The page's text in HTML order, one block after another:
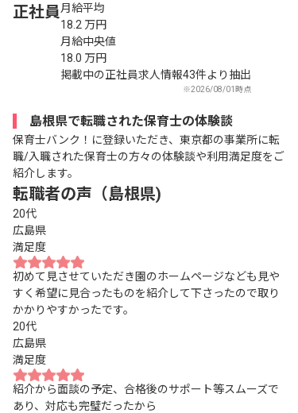
正社員月給平均
18.2 万円
月給中央値
18.0 万円
掲載中の正社員求人情報43件より抽出
※2026/08/01時点
島根県で転職された保育士の体験談
保育士バンク！に登録いただき、東京都の事業所に転
職/入職された保育士の方々の体験談や利用満足度をご
紹介します。
転職者の声（島根県)
20代
広島県
満足度
初めて見させていただき園のホームページなども見や
すく希望に見合ったものを紹介して下さったので取り
かかりやすかったです。
20代
広島県
満足度
紹介から面談の予定、合格後のサポート等スムーズで
あり、対応も完璧だったから